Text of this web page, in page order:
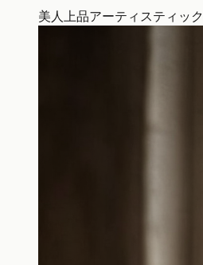
美人 上品アーティスティック